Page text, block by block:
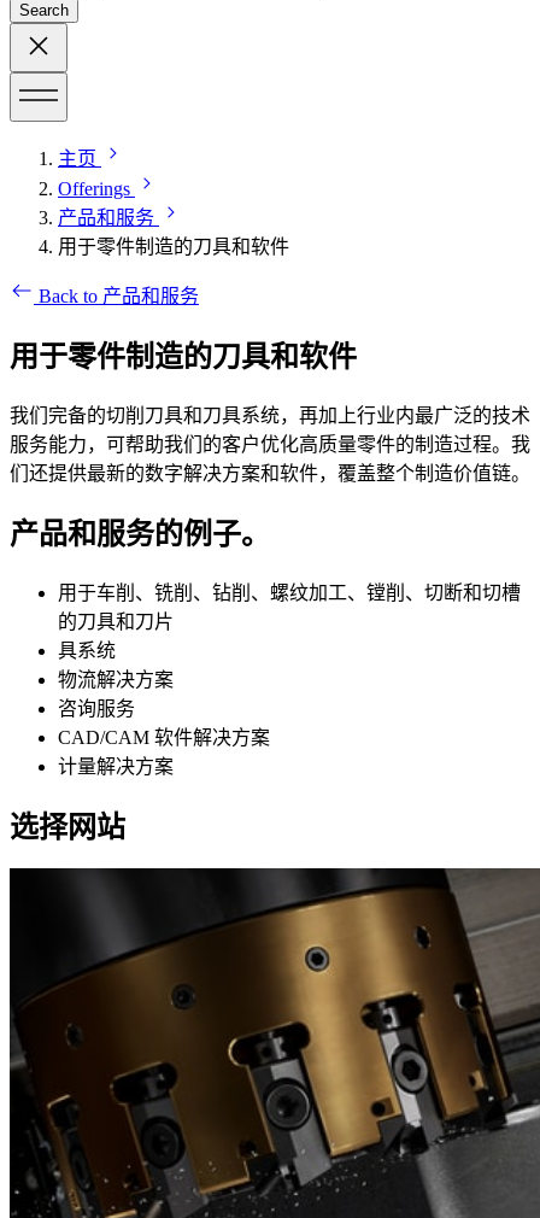
Search
主页
Offerings
产品和服务
用于零件制造的刀具和软件
Back to 产品和服务
用于零件制造的刀具和软件
我们完备的切削刀具和刀具系统，再加上行业内最广泛的技术
服务能力，可帮助我们的客户优化高质量零件的制造过程。我
们还提供最新的数字解决方案和软件，覆盖整个制造价值链。
产品和服务的例子。
用于车削、铣削、钻削、螺纹加工、镗削、切断和切槽
的刀具和刀片
具系统
物流解决方案
咨询服务
CAD/CAM 软件解决方案
计量解决方案
选择网站